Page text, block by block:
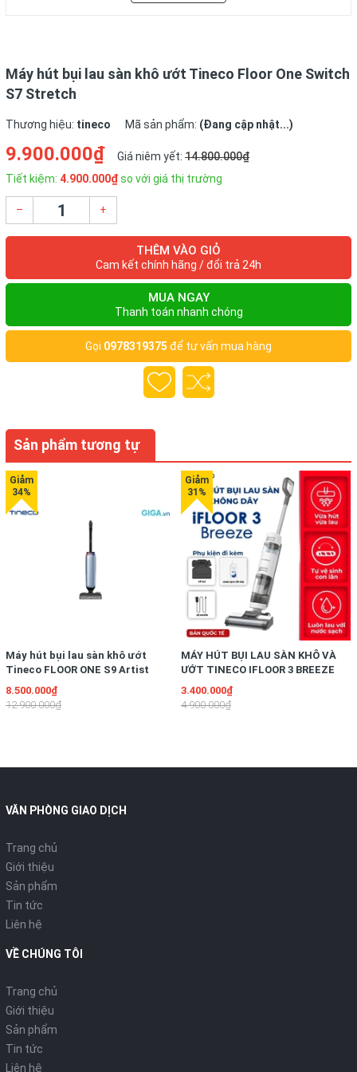
Máy hút bụi lau sàn Tineco
Floor One Switch S7
Stretch đa năng 5 trong 1,
động cơ SwitchPro dễ dàng
Máy hút bụi lau sàn khô ướt Tineco Floor One Switch
S7 Stretch
Thương hiệu: tineco Mã sản phẩm: (Đang cập nhật...)
9.900.000₫ Giá niêm yết: 14.800.000₫
Tiết kiệm: 4.900.000₫so với giá thị trường
– +
THÊM VÀO GIỎ
Cam kết chính hãng / đổi trả 24h
MUA NGAY
Thanh toán nhanh chóng
Gọi 0978319375 để tư vấn mua hàng
Sản phẩm tương tự
Máy hút bụi lau sàn khô ướt
Tineco FLOOR ONE S9 Artist
Prime
8.500.000₫
12.900.000₫
MÁY HÚT BỤI LAU SÀN KHÔ VÀ
ƯỚT TINECO IFLOOR 3 BREEZE
COMPLETE – BẢN QUỐC TẾ
3.400.000₫
4.900.000₫
VĂN PHÒNG GIAO DỊCH
Trang chủ
Giới thiệu
Sản phẩm
Tin tức
Liên hệ
VỀ CHÚNG TÔI
Trang chủ
Giới thiệu
Sản phẩm
Tin tức
Liên hệ